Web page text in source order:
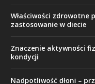
Właściwości zdrowotne
zastosowanie w diecie
Znaczenie aktywności
kondycji
Nadpotliwość dłoni –